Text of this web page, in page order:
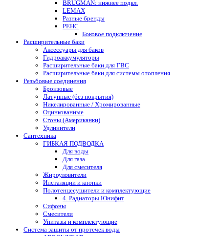
BRUGMAN: нижнее подкл.
LEMAX
Разные бренды
РЕНС
Боковое подключение
Расширительные баки
Аксессуары для баков
Гидроаккумуляторы
Расширительные баки для ГВС
Расширительные баки для системы отопления
Резьбовые соединения
Бронзовые
Латунные (без покрытия)
Никелированные / Хромированные
Оцинкованные
Сгоны (Американки)
Удлинители
Сантехника
ГИБКАЯ ПОДВОДКА
Для воды
Для газа
Для смесителя
Жироуловители
Инсталяции и кнопки
Полотенцесушители и комплектующие
4. Радиаторы Юнифит
Сифоны
Смесители
Унитазы и комплектующие
Система защиты от протечек воды